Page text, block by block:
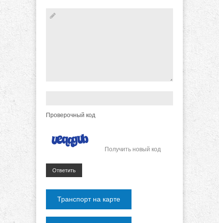
Проверочный код
Получить новый код
Ответить
Транспорт на карте